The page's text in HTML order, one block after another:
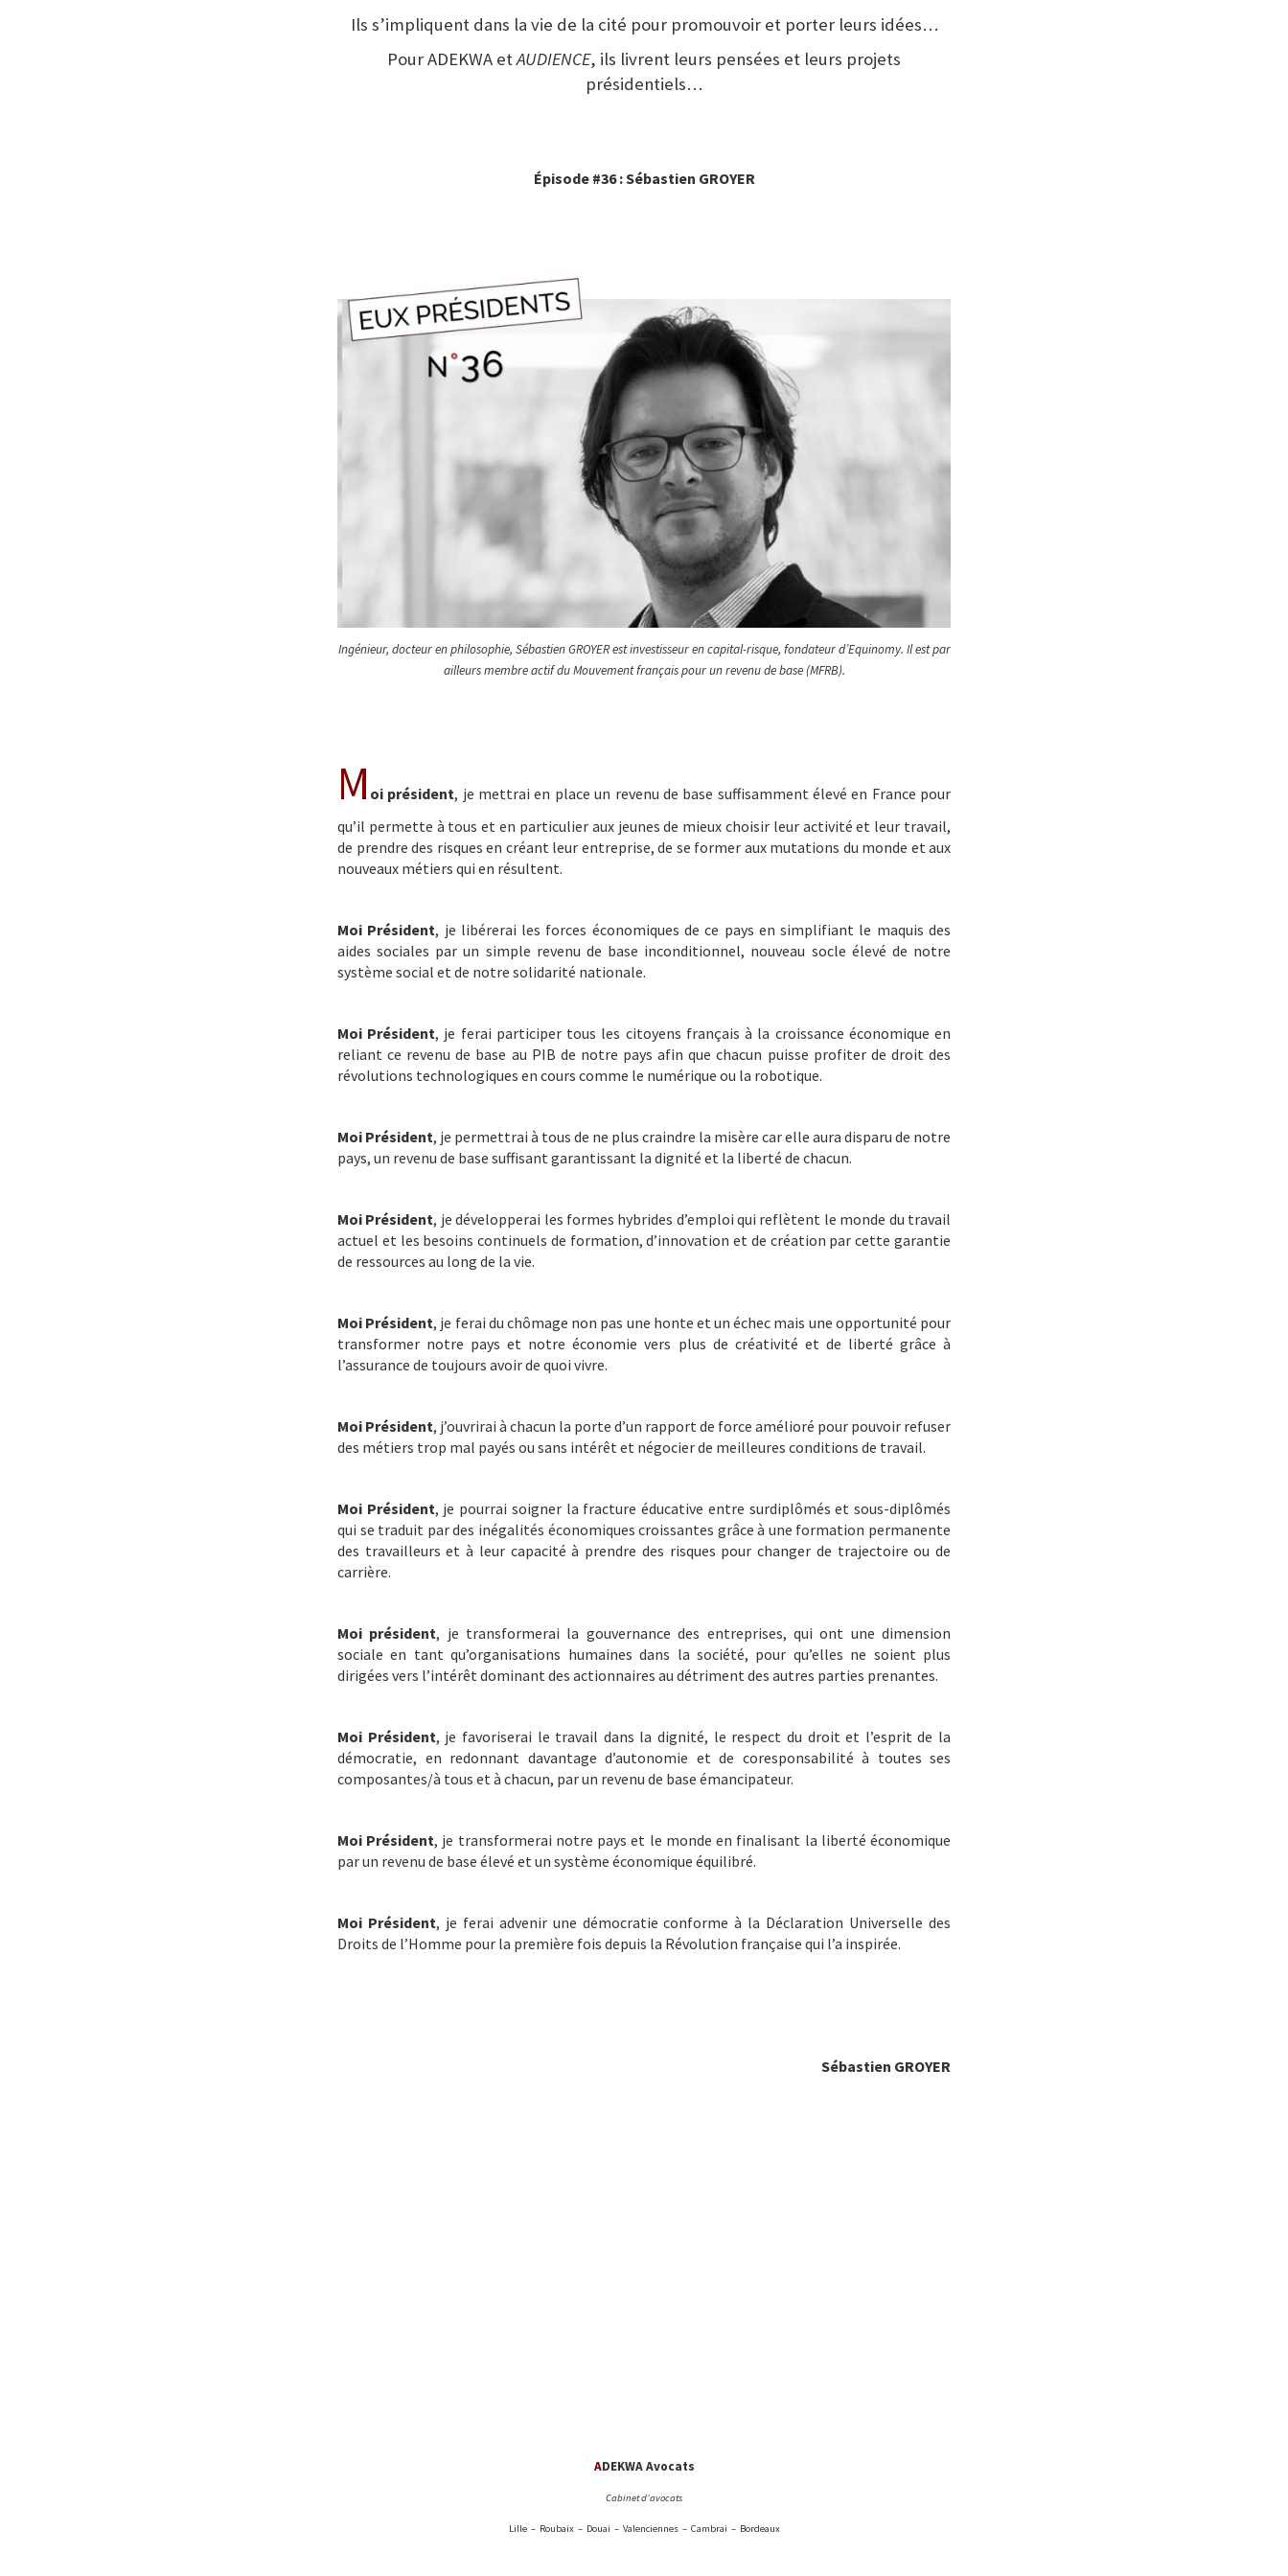
Ils s’impliquent dans la vie de la cité pour promouvoir et porter leurs idées…
Pour ADEKWA etAUDIENCE, ils livrent leurs pensées et leurs projets
présidentiels…
Épisode #36 : Sébastien GROYER
Ingénieur, docteur en philosophie, Sébastien GROYER est investisseur en capital-risque, fondateur d’Equinomy. Il est par
ailleurs membre actif du Mouvement français pour un revenu de base (MFRB).
M oi président, je mettrai en place un revenu de base suffisamment élevé en France pour
qu’il permette à tous et en particulier aux jeunes de mieux choisir leur activité et leur travail,
de prendre des risques en créant leur entreprise, de se former aux mutations du monde et aux
nouveaux métiers qui en résultent.
Moi Président, je libérerai les forces économiques de ce pays en simplifiant le maquis des
aides sociales par un simple revenu de base inconditionnel, nouveau socle élevé de notre
système social et de notre solidarité nationale.
Moi Président, je ferai participer tous les citoyens français à la croissance économique en
reliant ce revenu de base au PIB de notre pays afin que chacun puisse profiter de droit des
révolutions technologiques en cours comme le numérique ou la robotique.
Moi Président, je permettrai à tous de ne plus craindre la misère car elle aura disparu de notre
pays, un revenu de base suffisant garantissant la dignité et la liberté de chacun.
Moi Président, je développerai les formes hybrides d’emploi qui reflètent le monde du travail
actuel et les besoins continuels de formation, d’innovation et de création par cette garantie
de ressources au long de la vie.
Moi Président, je ferai du chômage non pas une honte et un échec mais une opportunité pour
transformer notre pays et notre économie vers plus de créativité et de liberté grâce à
l’assurance de toujours avoir de quoi vivre.
Moi Président, j’ouvrirai à chacun la porte d’un rapport de force amélioré pour pouvoir refuser
des métiers trop mal payés ou sans intérêt et négocier de meilleures conditions de travail.
Moi Président, je pourrai soigner la fracture éducative entre surdiplômés et sous-diplômés
qui se traduit par des inégalités économiques croissantes grâce à une formation permanente
des travailleurs et à leur capacité à prendre des risques pour changer de trajectoire ou de
carrière.
Moi président, je transformerai la gouvernance des entreprises, qui ont une dimension
sociale en tant qu’organisations humaines dans la société, pour qu’elles ne soient plus
dirigées vers l’intérêt dominant des actionnaires au détriment des autres parties prenantes.
Moi Président, je favoriserai le travail dans la dignité, le respect du droit et l’esprit de la
démocratie, en redonnant davantage d’autonomie et de coresponsabilité à toutes ses
composantes/à tous et à chacun, par un revenu de base émancipateur.
Moi Président, je transformerai notre pays et le monde en finalisant la liberté économique
par un revenu de base élevé et un système économique équilibré.
Moi Président, je ferai advenir une démocratie conforme à la Déclaration Universelle des
Droits de l’Homme pour la première fois depuis la Révolution française qui l’a inspirée.
Sébastien GROYER
ADEKWA Avocats
Cabinet d’avocats
Lille – Roubaix – Douai – Valenciennes – Cambrai – Bordeaux